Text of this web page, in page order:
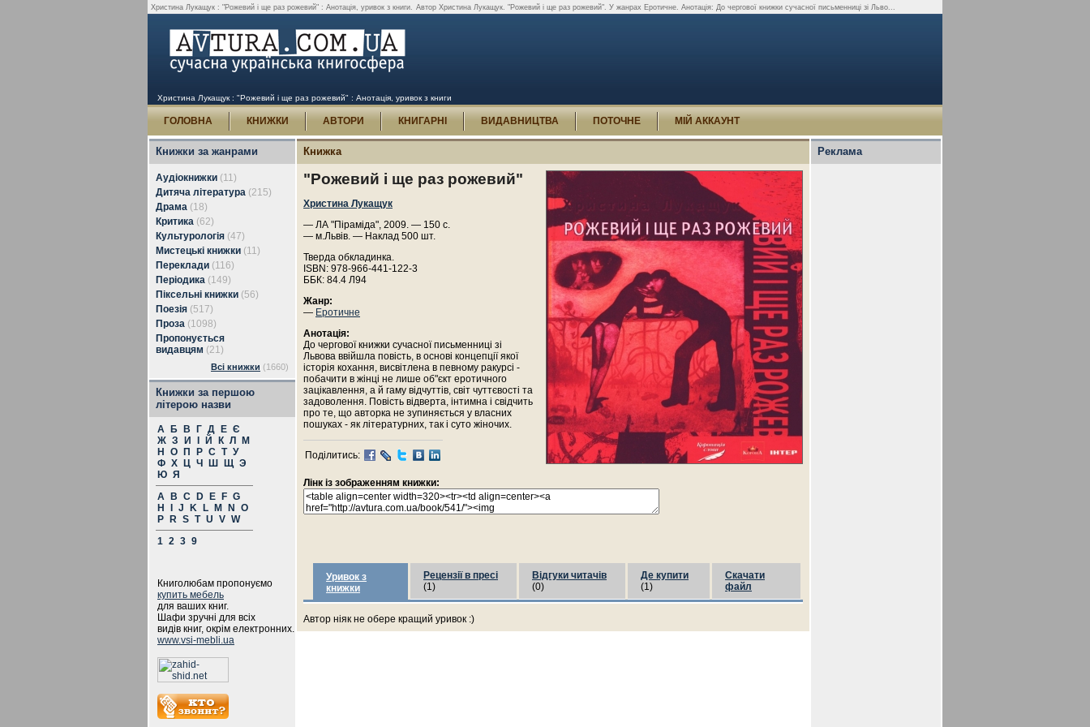
Христина Лукащук : "Рожевий і ще раз рожевий" : Анотація, уривок з книги. Автор Христина Лукащук. "Рожевий і ще раз рожевий". У жанрах Еротичне. Анотація: До чергової книжки сучасної письменниці зі Льво...
Христина Лукащук : "Рожевий і ще раз рожевий" : Анотація, уривок з книги
ГОЛОВНА КНИЖКИ АВТОРИ КНИГАРНІ ВИДАВНИЦТВА ПОТОЧНЕ МІЙ АККАУНТ
Книжки за жанрами
Аудіокнижки (11)
Дитяча література (215)
Драма (18)
Критика (62)
Культурологія (47)
Мистецькі книжки (11)
Переклади (116)
Періодика (149)
Піксельні книжки (56)
Поезія (517)
Проза (1098)
Пропонується
видавцям (21)
Всі книжки (1660)
Книжки за першою
літерою назви
А Б В Г Д Е Є
Ж З И Й К Л
М
Н
О П Р С Т У
Ф Х Ц Ч Ш Щ Э
Ю Я
A
B C D E F G
H
J K L M N
O
P
R S T U V W
1 2 3 9
Книголюбам пропонуємо
купить мебель
для ваших книг.
Шафи зручні для всіх
видів книг, окрім електронних.
www.vsi-mebli.ua
Книжка
"Рожевий і ще раз рожевий"
Христина Лукащук
— ЛА "Піраміда", 2009. — 150 с.
— м.Львів. — Наклад 500 шт.
Тверда обкладинка.
ISBN: 978-966-441-122-3
ББК: 84.4 Л94
Жанр:
— Еротичне
Анотація:
До чергової книжки сучасної письменниці зі
Львова ввійшла повість, в основі концепції якої
історія кохання, висвітлена в певному ракурсі -
побачити в жінці не лише об"єкт еротичного
зацікавлення, а й гаму відчуттів, світ чуттєвості та
задоволення. Повість відверта, інтимна і свідчить
про те, що авторка не зупиняється у власних
пошуках - як літературних, так і суто жіночих.
Поділитись:
Лінк із зображенням книжки:
Уривок з
книжки
Рецензії в пресі
(1)
Відгуки читачів
(0)
Де купити
(1)
Скачати
файл
Автор ніяк не обере кращий уривок :)
Реклама